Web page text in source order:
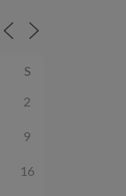
S
2
9
16